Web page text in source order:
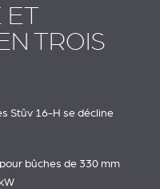
ET
TROIS
Stûv 16-H se décline
bûches de 330 mm